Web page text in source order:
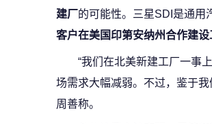
建厂的可能性。三星SDI是通用
客户在美国印第安纳州合作建
“我们在北美新建工厂一事
场需求大幅减弱。不过，鉴于
周善称。